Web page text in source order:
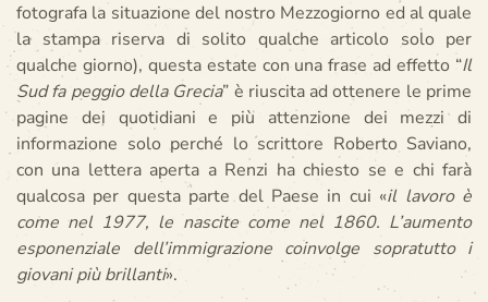
fotografa la situazione del nostro Mezzogiorno ed al quale
la stampa riserva di solito qualche articolo solo per
qualche giorno), questa estate con una frase ad effetto “Il
Sud fa peggio della Grecia” è riuscita ad ottenere le prime
pagine dei quotidiani e più attenzione dei mezzi di
informazione solo perché lo scrittore Roberto Saviano,
con una lettera aperta a Renzi ha chiesto se e chi farà
qualcosa per questa parte del Paese in cui «il lavoro è
come nel 1977, le nascite come nel 1860. L’aumento
esponenziale dell’immigrazione coinvolge sopratutto i
giovani più brillanti».